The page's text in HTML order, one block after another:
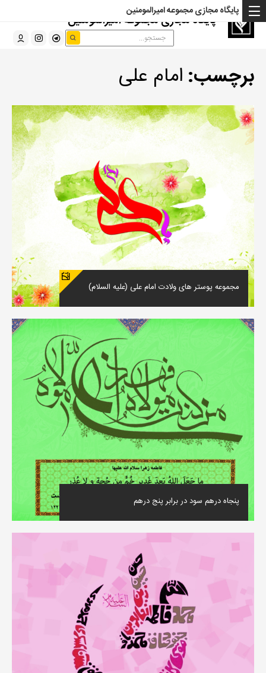
پایگاه مجازی مجموعه امیرالمومنین
پایگاه مجازی مجموعه امیرالمومنین
برچسب: امام علی
مجموعه پوستر های ولادت امام علی (علیه السلام)
پنجاه درهم سود در برابر پنج درهم